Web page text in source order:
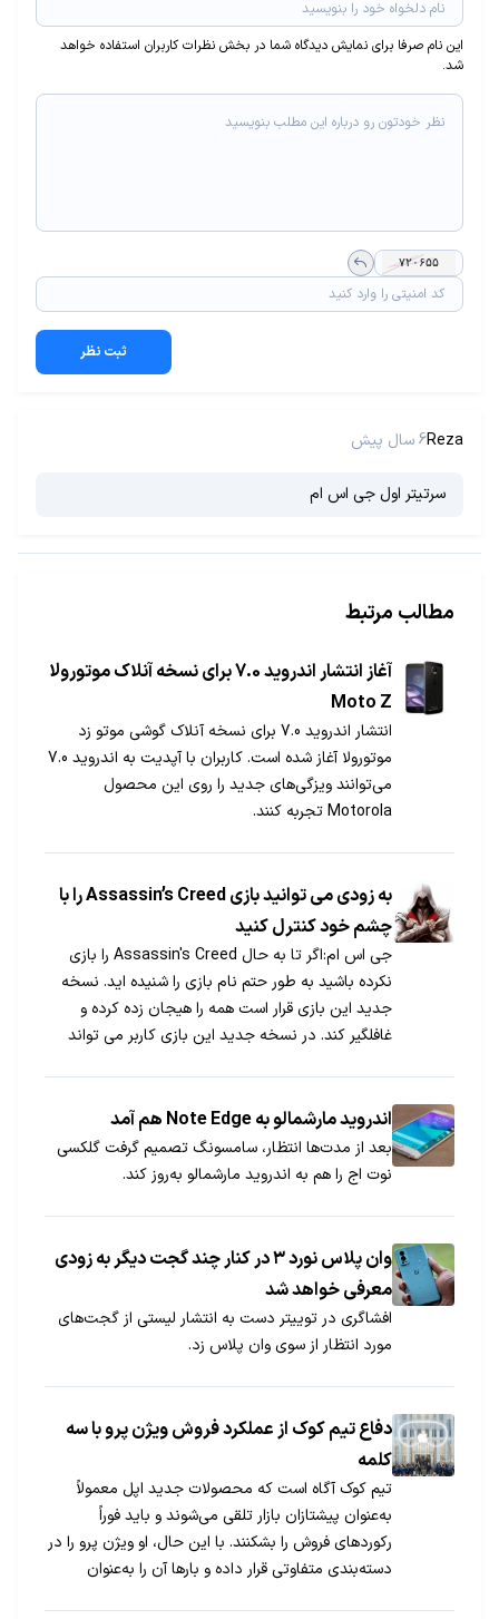
این نام صرفا برای نمایش دیدگاه شما در بخش نظرات کاربران استفاده خواهد
شد.
ثبت نظر
Reza6 سال پیش
سرتیتر اول جی اس ام
مطالب مرتبط
آغاز انتشار اندروید 7.0 برای نسخه آنلاک موتورولا
Moto Z
انتشار اندروید 7.0 برای نسخه آنلاک گوشی موتو زد
موتورولا آغاز شده است. کاربران با آپدیت به اندروید 7.0
می‌توانند ویزگی‌های جدید را روی این محصول
Motorola تجربه کنند.
به زودی می توانید بازی Assassin’s Creed را با
چشم خود کنترل کنید
جی اس ام:اگر تا به حال Assassin's Creed را بازی
نکرده باشید به طور حتم نام بازی را شنیده‌ اید. نسخه
جدید این بازی قرار است همه را هیجان زده کرده و
غافلگیر کند. در نسخه جدید این بازی کاربر می‌ تواند
اندروید مارشمالو به Note Edge هم آمد
بعد از مدت‌ها انتظار، سامسونگ تصمیم گرفت گلکسی
نوت اج را هم به اندروید مارشمالو به‌روز کند.
وان پلاس نورد ۳ در کنار چند گجت دیگر به زودی
معرفی خواهد شد
افشاگری در توییتر دست به انتشار لیستی از گجت‌های
مورد انتظار از سوی وان پلاس زد.
دفاع تیم کوک از عملکرد فروش ویژن پرو با سه
کلمه
تیم کوک آگاه است که محصولات جدید اپل معمولاً
به‌عنوان پیشتازان بازار تلقی می‌شوند و باید فوراً
رکوردهای فروش را بشکنند. با این حال، او ویژن پرو را در
دسته‌بندی متفاوتی قرار داده و بارها آن را به‌عنوان